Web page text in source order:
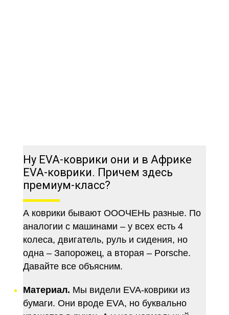
Ну EVA-коврики они и в Африке
EVA-коврики. Причем здесь
премиум-класс?
А коврики бывают ОООЧЕНЬ разные. По
аналогии с машинами – у всех есть 4
колеса, двигатель, руль и сидения, но
одна – Запорожец, а вторая – Porsche.
Давайте все объясним.
Материал. Мы видели EVA-коврики из
бумаги. Они вроде EVA, но буквально